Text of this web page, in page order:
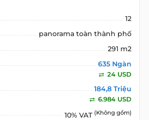
12
panorama toàn thành phố
291 m2
635 Ngàn
24 USD
184,8 Triệu
6.984 USD
10% VAT (Không gồm)